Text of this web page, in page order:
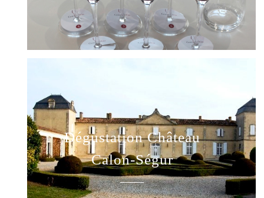
Dégustation Château
Calon-Ségur